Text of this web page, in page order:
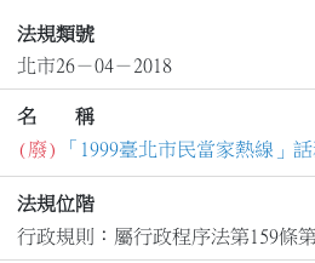
法規類號
北市26－04－2018
名 稱
(廢)
「1999臺北市民當家熱線」
法規位階
行政規則：屬行政程序法第159條